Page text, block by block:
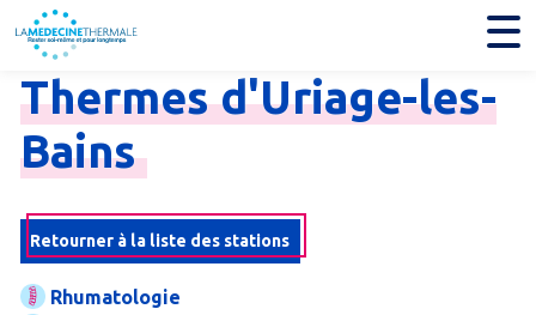
Thermesd'Uriage-les-
Bains
Retourner à la liste des stations
Rhumatologie